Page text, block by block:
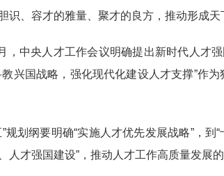
识、容才的雅量、聚才的良方，推动形成天
中央人才工作会议明确提出新时代人才强
教兴国战略，强化现代化建设人才支撑”作
划纲要明确“实施人才优先发展战略”，到“
人才强国建设”，推动人才工作高质量发展